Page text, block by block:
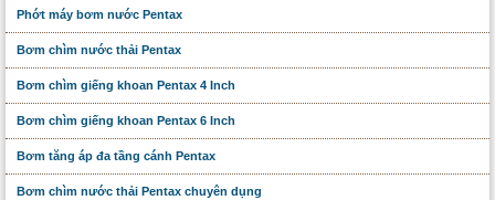
Phớt máy bơm nước Pentax
Bơm chìm nước thải Pentax
Bơm chìm giếng khoan Pentax 4 Inch
Bơm chìm giếng khoan Pentax 6 Inch
Bơm tăng áp đa tầng cánh Pentax
Bơm chìm nước thải Pentax chuyên dụng